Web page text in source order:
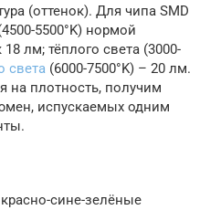
(оттенок). Для чипа SMD
5500°K) нормой
лм; тёплого света (3000-
света (6000-7500°K) – 20 лм.
на плотность, получим
испускаемых одним
сине-зелёные